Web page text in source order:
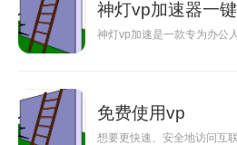
神灯vp加速器一
神灯vp加速是一款专为办公
免费使用vp
想要更快速、安全地访问互